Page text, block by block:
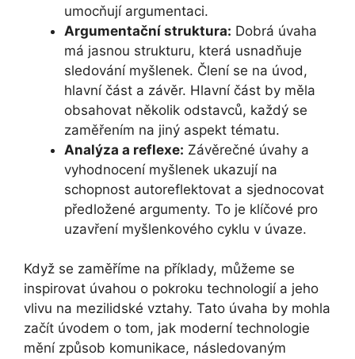
umocňují argumentaci.
Argumentační struktura: Dobrá úvaha
má jasnou strukturu, která usnadňuje
sledování myšlenek. Člení se na úvod,
hlavní část a závěr. Hlavní část by měla
obsahovat několik odstavců, každý se
zaměřením na jiný aspekt tématu.
Analýza a reflexe: Závěrečné úvahy a
vyhodnocení myšlenek ukazují na
schopnost autoreflektovat a sjednocovat
předložené argumenty. To je klíčové pro
uzavření myšlenkového cyklu v úvaze.
Když se zaměříme na příklady, můžeme se
inspirovat úvahou o pokroku technologií a jeho
vlivu na mezilidské vztahy. Tato úvaha by mohla
začít úvodem o tom, jak moderní technologie
mění způsob komunikace, následovaným